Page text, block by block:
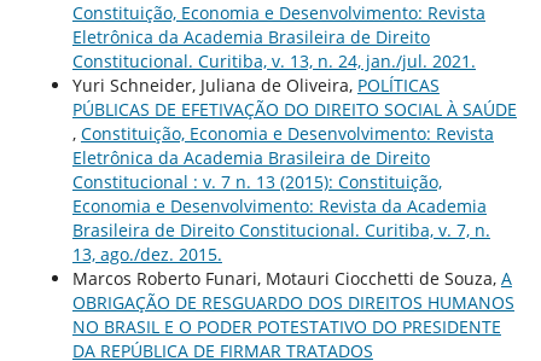
Constituição, Economia e Desenvolvimento: Revista
Eletrônica da Academia Brasileira de Direito
Constitucional. Curitiba, v. 13, n. 24, jan./jul. 2021.
Yuri Schneider, Juliana de Oliveira, POLÍTICAS
PÚBLICAS DE EFETIVAÇÃO DO DIREITO SOCIAL À SAÚDE
, Constituição, Economia e Desenvolvimento: Revista
Eletrônica da Academia Brasileira de Direito
Constitucional : v. 7 n. 13 (2015): Constituição,
Economia e Desenvolvimento: Revista da Academia
Brasileira de Direito Constitucional. Curitiba, v. 7, n.
13, ago./dez. 2015.
Marcos Roberto Funari, Motauri Ciocchetti de Souza, A
OBRIGAÇÃO DE RESGUARDO DOS DIREITOS HUMANOS
NO BRASIL E O PODER POTESTATIVO DO PRESIDENTE
DA REPÚBLICA DE FIRMAR TRATADOS